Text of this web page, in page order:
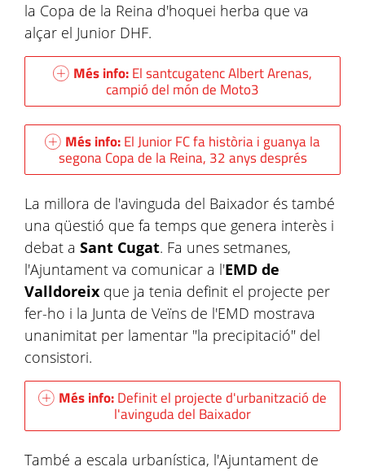
la Copa de la Reina d'hoquei herba que va
alçar el Junior DHF.
Més info:El santcugatenc Albert Arenas,
campió del món de Moto3
Més info:El Junior FC fa història i guanya la
segona Copa de la Reina, 32 anys després
La millora de l'avinguda del Baixador és també
una qüestió que fa temps que genera interès i
debat a Sant Cugat. Fa unes setmanes,
l'Ajuntament va comunicar a l'EMD de
Valldoreix que ja tenia definit el projecte per
fer-ho i la Junta de Veïns de l'EMD mostrava
unanimitat per lamentar "la precipitació" del
consistori.
Més info:Definit el projecte d'urbanització de
l'avinguda del Baixador
També a escala urbanística, l'Ajuntament de